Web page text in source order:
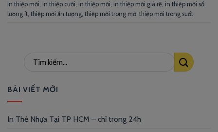
in thiệp mời in thiệp cưới in thiệp mời in thiệp mời giá rẽ in thiệp mời số
lượng ít thiệp mời ấn tượng thiệp mời trong mờ thiệp mời trong suốt
BÀI VIẾT MỚI
In Thẻ Nhựa Tại TP HCM – chỉ trong 24h